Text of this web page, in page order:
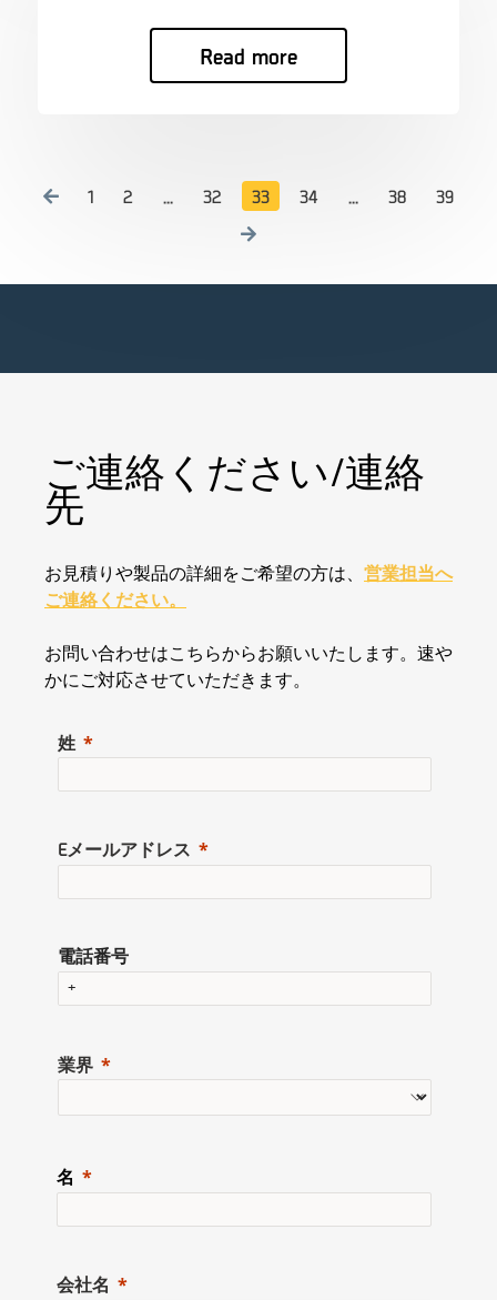
Read more
1 2 … 32 33 34 … 38 39
ご連絡ください/連絡
先
お見積りや製品の詳細をご希望の方は、 営業担当へ
ご連絡ください。
お問い合わせはこちらからお願いいたします。速や
かにご対応させていただきます。
姓
Eメールアドレス
電話番号
業界
名
会社名